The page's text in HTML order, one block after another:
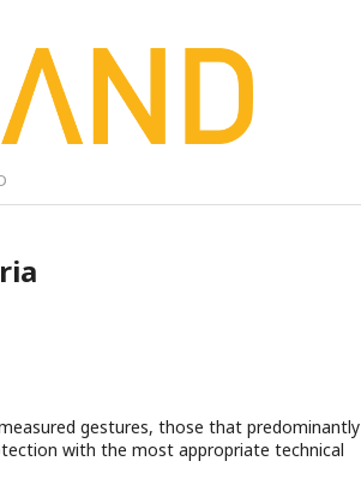
gestures, those that predominantly
with the most appropriate technical